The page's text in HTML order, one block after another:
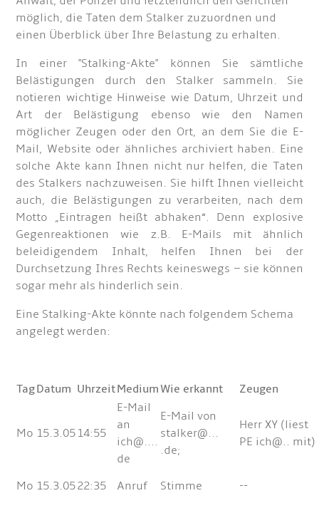
möglich, die Taten dem Stalker zuzuordnen und
einen Überblick über Ihre Belastung zu erhalten.
In einer "Stalking-Akte" können Sie sämtliche
Belästigungen durch den Stalker sammeln. Sie
notieren wichtige Hinweise wie Datum, Uhrzeit und
Art der Belästigung ebenso wie den Namen
möglicher Zeugen oder den Ort, an dem Sie die E-
Mail, Website oder ähnliches archiviert haben. Eine
solche Akte kann Ihnen nicht nur helfen, die Taten
des Stalkers nachzuweisen. Sie hilft Ihnen vielleicht
auch, die Belästigungen zu verarbeiten, nach dem
Motto „Eintragen heißt abhaken“. Denn explosive
Gegenreaktionen wie z.B. E-Mails mit ähnlich
beleidigendem Inhalt, helfen Ihnen bei der
Durchsetzung Ihres Rechts keineswegs – sie können
sogar mehr als hinderlich sein.
Eine Stalking-Akte könnte nach folgendem Schema
angelegt werden:
TagDatum UhrzeitMedium Wie erkannt Zeugen
Mo 15.3.05 14:55
E-Mail
an
ich@....
de
E-Mail von
stalker@...
.de;
Herr XY (liest
PE ich@.. mit)
Mo 15.3.0522:35 Anruf Stimme --